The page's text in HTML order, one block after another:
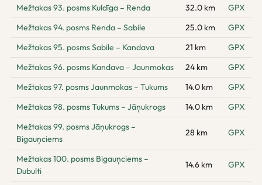
Mežtakas 93. posms Kuldīga – Renda
32.0 km
GPX
Mežtakas 94. posms Renda – Sabile
25.0 km
GPX
Mežtakas 95. posms Sabile – Kandava
21 km
GPX
Mežtakas 96. posms Kandava – Jaunmokas
24 km
GPX
Mežtakas 97. posms Jaunmokas – Tukums
14.0 km
GPX
Mežtakas 98. posms Tukums – Jāņukrogs
14.0 km
GPX
Mežtakas 99. posms Jāņukrogs –
Bigauņciems
28 km GPX
Mežtakas 100. posms Bigauņciems –
Dubulti
14.6 km GPX